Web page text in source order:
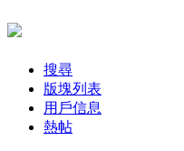
搜尋
版塊列表
用戶信息
熱帖